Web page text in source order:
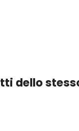
dello